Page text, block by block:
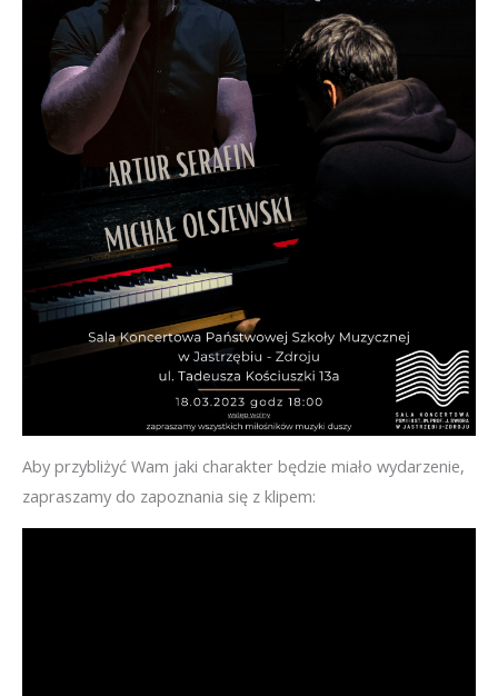
Aby przybliżyć Wam jaki charakter będzie miało wydarzenie,
zapraszamy do zapoznania się z klipem: